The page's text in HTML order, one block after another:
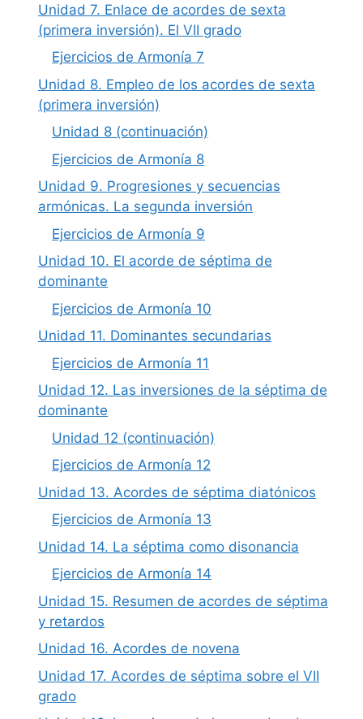
Unidad 7. Enlace de acordes de sexta
(primera inversión). El VII grado
Ejercicios de Armonía 7
Unidad 8. Empleo de los acordes de sexta
(primera inversión)
Unidad 8 (continuación)
Ejercicios de Armonía 8
Unidad 9. Progresiones y secuencias
armónicas. La segunda inversión
Ejercicios de Armonía 9
Unidad 10. El acorde de séptima de
dominante
Ejercicios de Armonía 10
Unidad 11. Dominantes secundarias
Ejercicios de Armonía 11
Unidad 12. Las inversiones de la séptima de
dominante
Unidad 12 (continuación)
Ejercicios de Armonía 12
Unidad 13. Acordes de séptima diatónicos
Ejercicios de Armonía 13
Unidad 14. La séptima como disonancia
Ejercicios de Armonía 14
Unidad 15. Resumen de acordes de séptima
y retardos
Unidad 16. Acordes de novena
Unidad 17. Acordes de séptima sobre el VII
grado